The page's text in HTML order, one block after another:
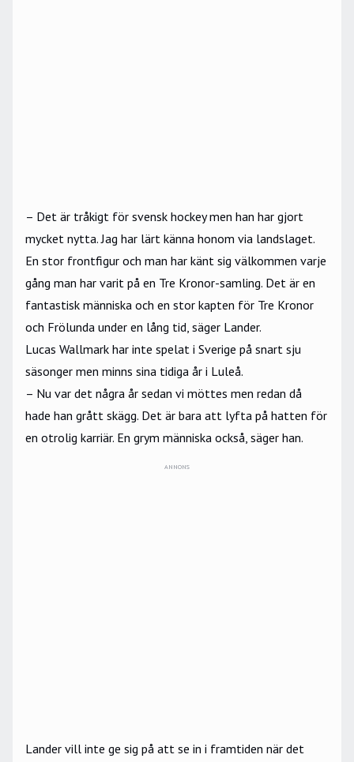
– Det är tråkigt för svensk hockey men han har gjort
mycket nytta. Jag har lärt känna honom via landslaget.
En stor frontfigur och man har känt sig välkommen varje
gång man har varit på en Tre Kronor-samling. Det är en
fantastisk människa och en stor kapten för Tre Kronor
och Frölunda under en lång tid, säger Lander.
Lucas Wallmark har inte spelat i Sverige på snart sju
säsonger men minns sina tidiga år i Luleå.
– Nu var det några år sedan vi möttes men redan då
hade han grått skägg. Det är bara att lyfta på hatten för
en otrolig karriär. En grym människa också, säger han.
ANNONS
Lander vill inte ge sig på att se in i framtiden när det